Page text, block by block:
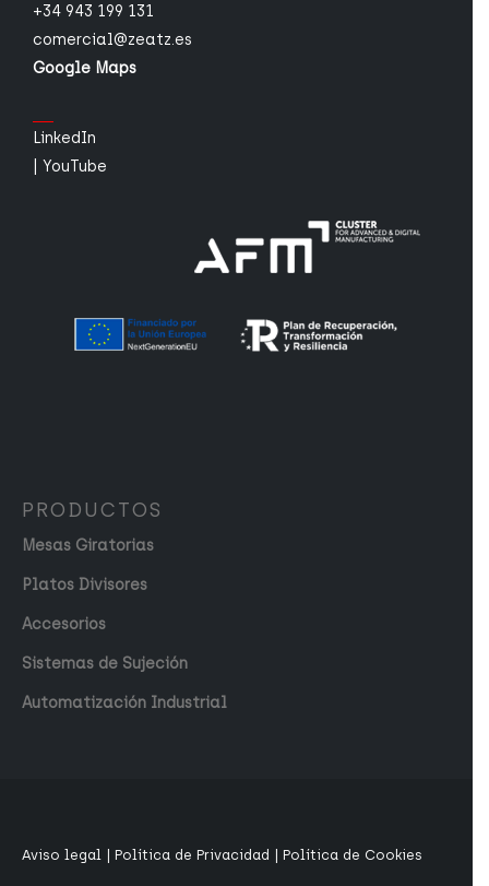
+34 943 199 131
comercial@zeatz.es
Google Maps
LinkedIn
YouTube
PRODUCTOS
Mesas Giratorias
Platos Divisores
Accesorios
Sistemas de Sujeción
Automatización Industrial
Aviso legal Política de Privacidad Política de Cookies